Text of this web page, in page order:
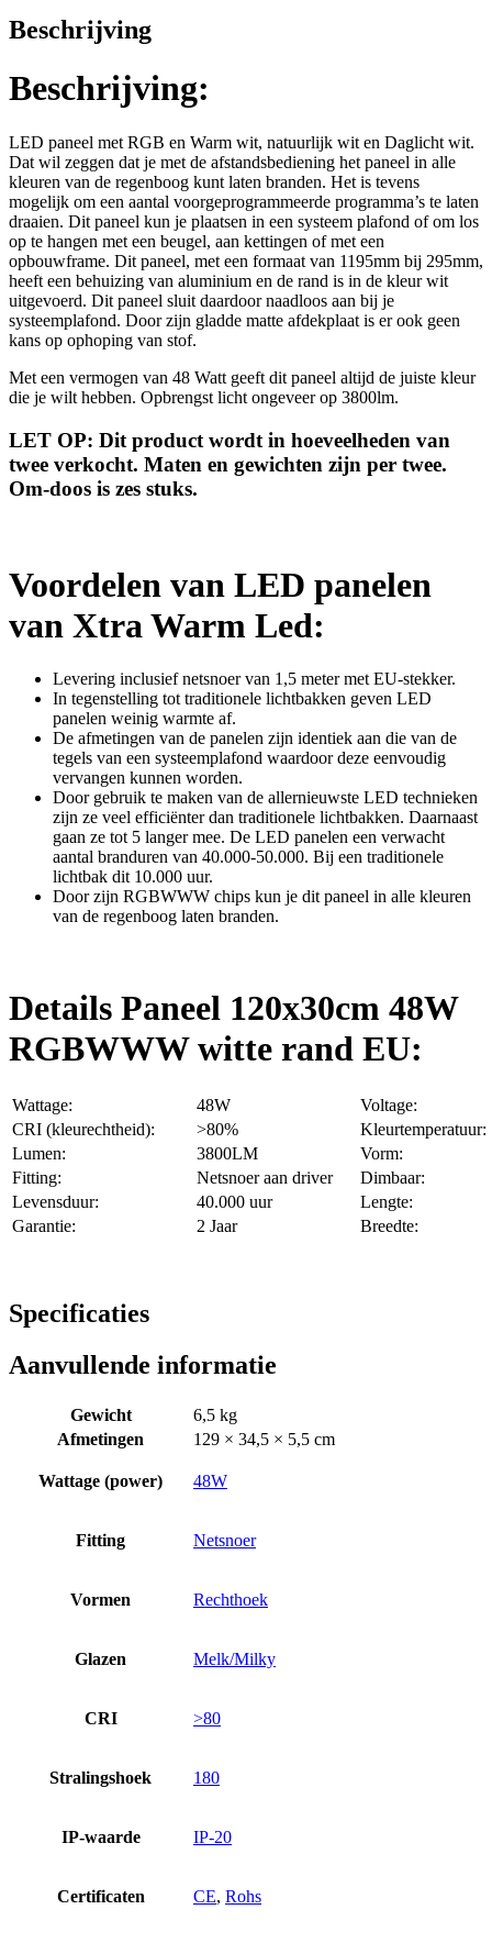
Beschrijving
Beschrijving:
LED paneel met RGB en Warm wit, natuurlijk wit en Daglicht wit.
Dat wil zeggen dat je met de afstandsbediening het paneel in alle
kleuren van de regenboog kunt laten branden. Het is tevens
mogelijk om een aantal voorgeprogrammeerde programma’s te laten
draaien. Dit paneel kun je plaatsen in een systeem plafond of om los
op te hangen met een beugel, aan kettingen of met een
opbouwframe. Dit paneel, met een formaat van 1195mm bij 295mm,
heeft een behuizing van aluminium en de rand is in de kleur wit
uitgevoerd. Dit paneel sluit daardoor naadloos aan bij je
systeemplafond. Door zijn gladde matte afdekplaat is er ook geen
kans op ophoping van stof.
Met een vermogen van 48 Watt geeft dit paneel altijd de juiste kleur
die je wilt hebben. Opbrengst licht ongeveer op 3800lm.
LET OP: Dit product wordt in hoeveelheden van
twee verkocht. Maten en gewichten zijn per twee.
Om-doos is zes stuks.
Voordelen van LED panelen
van Xtra Warm Led:
Levering inclusief netsnoer van 1,5 meter met EU-stekker.
In tegenstelling tot traditionele lichtbakken geven LED
panelen weinig warmte af.
De afmetingen van de panelen zijn identiek aan die van de
tegels van een systeemplafond waardoor deze eenvoudig
vervangen kunnen worden.
Door gebruik te maken van de allernieuwste LED technieken
zijn ze veel efficiënter dan traditionele lichtbakken. Daarnaast
gaan ze tot 5 langer mee. De LED panelen een verwacht
aantal branduren van 40.000-50.000. Bij een traditionele
lichtbak dit 10.000 uur.
Door zijn RGBWWW chips kun je dit paneel in alle kleuren
van de regenboog laten branden.
Details Paneel 120x30cm 48W
RGBWWW witte rand EU:
Wattage: 48W
Voltage:
CRI (kleurechtheid):
>80%
Kleurtemperatuur:
Lumen:
3800LM
Vorm:
Fitting:
Netsnoer aan driver
Dimbaar:
Levensduur:
40.000 uur
Lengte:
Garantie:
2 Jaar Breedte:
Specificaties
Aanvullende informatie
Gewicht
6,5 kg
Afmetingen
129 × 34,5 × 5,5 cm
Wattage (power) 48W
Fitting Netsnoer
Vormen Rechthoek
Glazen Melk/Milky
CRI >80
Stralingshoek 180
IP-waarde IP-20
Certificaten CE, Rohs